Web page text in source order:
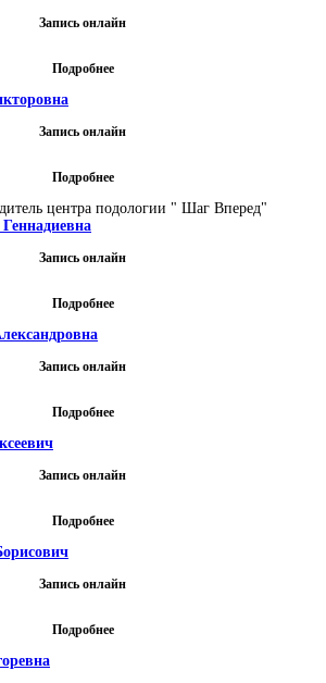
Запись онлайн
Подробнее
Запись онлайн
Подробнее
центра подологии " Шаг Вперед"
Запись онлайн
Подробнее
Запись онлайн
Подробнее
Запись онлайн
Подробнее
Запись онлайн
Подробнее